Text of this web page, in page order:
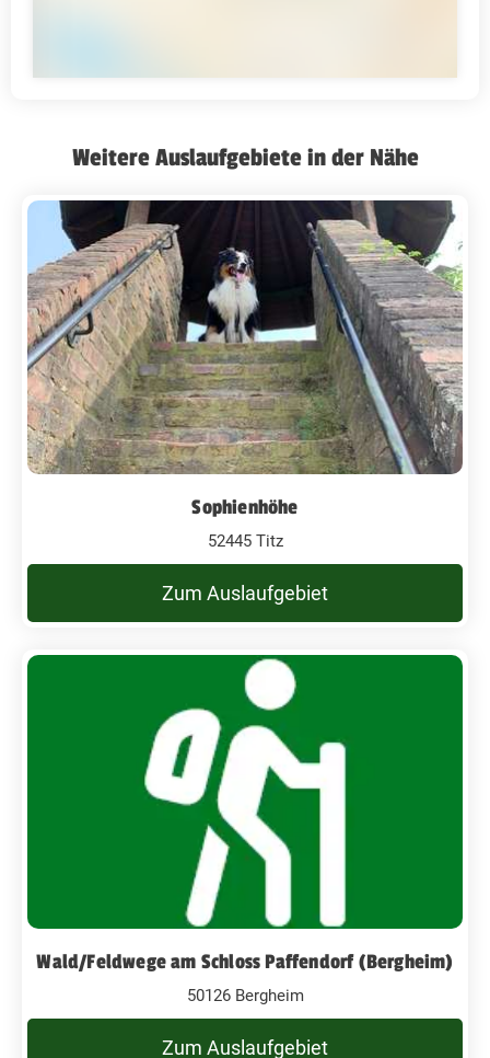
Weitere Auslaufgebiete in der Nähe
Sophienhöhe
52445 Titz
Zum Auslaufgebiet
Wald/Feldwege am Schloss Paffendorf (Bergheim)
50126 Bergheim
Zum Auslaufgebiet